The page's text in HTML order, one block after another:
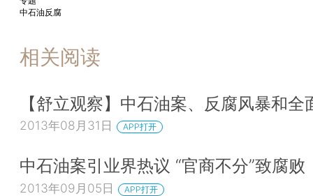
中石油反腐
相关阅读
【舒立观察】中石油案、反腐风暴和全
2013年08月31日 APP打开
中石油案引业界热议 “官商不分”致腐败
2013年09月05日 APP打开